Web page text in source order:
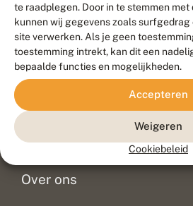
te raadplegen. Door in te stemmen
kunnen wij gegevens zoals surfgedrag
site verwerken. Als je geen
toestemming intrekt, kan dit een
bepaalde functies en mogelijkheden.
Accepteren
Weigeren
Cookiebeleid
Contact
Veelgestelde vragen
Doneer
Over ons
Meld waarnemingen
© 2026
Duurzaam ontwikkeld door
Blue Field
Privacy
Disclaimer
Sitemap